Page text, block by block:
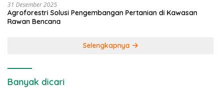
31 Desember 2025
Agroforestri Solusi Pengembangan Pertanian di Kawasan
Rawan Bencana
Selengkapnya
Banyak dicari